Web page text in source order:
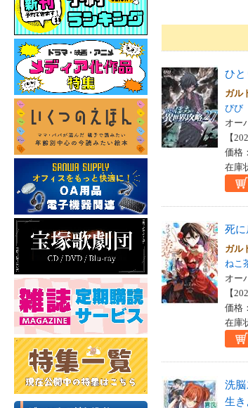
ひ
ガル
びび
オー
【
価格
在庫
死
ガル
ねこ
オー
【
価格
在庫
洗
生